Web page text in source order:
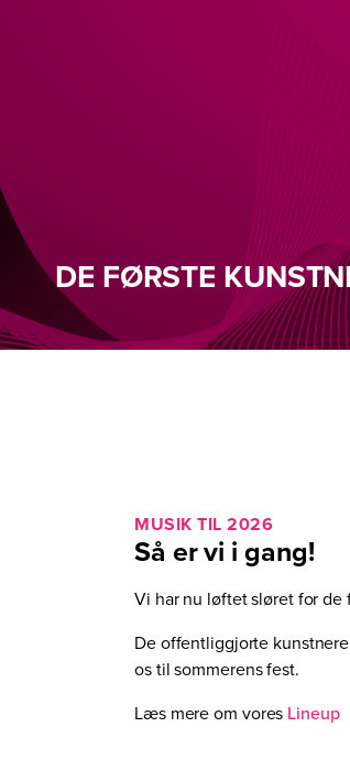
DE FØRSTE
MUSIK TIL 2026
Så er vi i gang!
Vi har nu løftet sløret for
De offentliggjorte
os til sommerens fest.
Læs mere om vores Lineup